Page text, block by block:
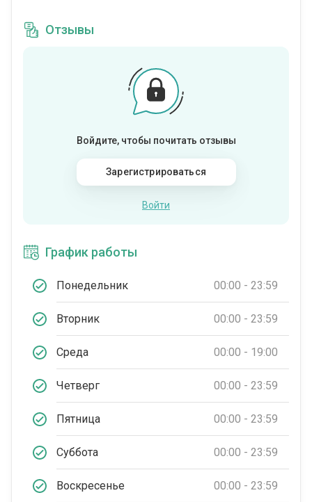
Отзывы
Войдите, чтобы почитать отзывы
Зарегистрироваться
Войти
График работы
Понедельник 00:00 - 23:59
Вторник 00:00 - 23:59
Среда 00:00 - 19:00
Четверг 00:00 - 23:59
Пятница 00:00 - 23:59
Суббота 00:00 - 23:59
Воскресенье 00:00 - 23:59